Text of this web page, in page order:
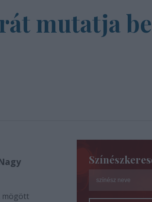
mutatja
mögött